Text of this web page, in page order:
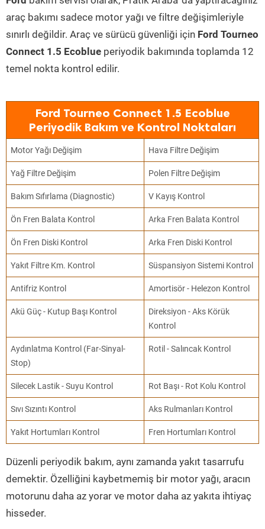
araç bakımı sadece motor yağı ve filtre değişimleriyle
sınırlı değildir. Araç ve sürücü güvenliği için Ford Tourneo
Connect 1.5 Ecoblue periyodik bakımında toplamda 12
temel nokta kontrol edilir.
Ford Tourneo Connect 1.5 Ecoblue
Periyodik Bakım ve Kontrol Noktaları
Motor Yağı Değişim Hava Filtre Değişim
Yağ Filtre Değişim Polen Filtre Değişim
Bakım Sıfırlama (Diagnostic) V Kayış Kontrol
Ön Fren Balata Kontrol Arka Fren Balata Kontrol
Ön Fren Diski Kontrol Arka Fren Diski Kontrol
Yakıt Filtre Km. Kontrol Süspansiyon Sistemi Kontrol
Antifriz Kontrol Amortisör - Helezon Kontrol
Akü Güç - Kutup Başı Kontrol
Direksiyon - Aks Körük
Kontrol
Aydınlatma Kontrol (Far-Sinyal-
Stop)
Rotil - Salıncak Kontrol
Silecek Lastik - Suyu Kontrol Rot Başı - Rot Kolu Kontrol
Sıvı Sızıntı Kontrol Aks Rulmanları Kontrol
Yakıt Hortumları Kontrol Fren Hortumları Kontrol
Düzenli periyodik bakım, aynı zamanda yakıt tasarrufu
demektir. Özelliğini kaybetmemiş bir motor yağı, aracın
motorunu daha az yorar ve motor daha az yakıta ihtiyaç
hisseder.